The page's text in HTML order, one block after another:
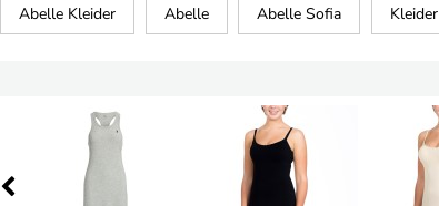
Abelle Kleider Abelle Abelle Sofia Kleider